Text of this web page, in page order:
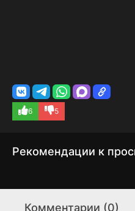
6 5
Рекомендации к
Комментарии (0)